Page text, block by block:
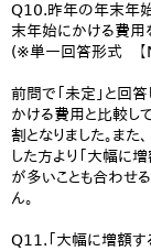
Q10.昨年の年末年始
末年始にかける費用
(※単一回答形式 【
前問で「未定」と回
かける費用と比較し
割となりました。また
した方より「大幅に
が多いことも合わせ
ん。
Q11.「大幅に増額す